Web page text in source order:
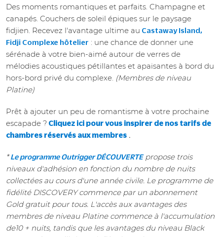
Des moments romantiques et parfaits. Champagne et
canapés. Couchers de soleil épiques sur le paysage
fidjien. Recevez l'avantage ultime au Castaway Island,
Fidji Complexe hôtelier : une chance de donner une
sérénade à votre bien-aimé autour de verres de
mélodies acoustiques pétillantes et apaisantes à bord du
hors-bord privé du complexe. (Membres de niveau
Platine)
Prêt à ajouter un peu de romantisme à votre prochaine
escapade ? Cliquez ici pour vous inspirer de nos tarifs de
chambres réservés aux membres .
*Le programme Outrigger DÉCOUVERTEpropose trois
niveaux d'adhésion en fonction du nombre de nuits
collectées au cours d'une année civile. Le programme de
fidélité DISCOVERY commence par un abonnement
Gold gratuit pour tous. L'accès aux avantages des
membres de niveau Platine commence à l'accumulation
de10 + nuits, tandis que les avantages du niveau Black